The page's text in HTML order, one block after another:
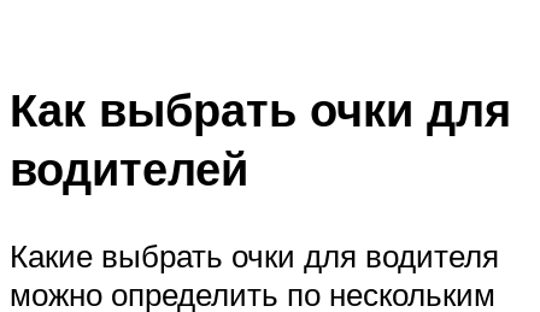
Как выбрать очки для
водителей
Какие выбрать очки для водителя
можно определить по нескольким